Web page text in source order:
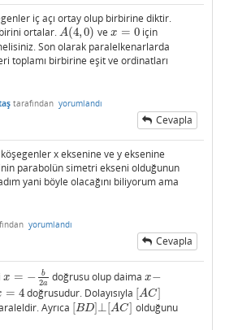
iç açı ortay olup birbirine diktir.
ortalar. A(4, 0)
A(4,0) ve x = 0
x= 0 için
Son olarak paralelkenarlarda
toplamı birbirine eşit ve ordinatları
tarafından yorumlandı
Cevapla
x eksenine ve y eksenine
parabolün simetri ekseni olduğunun
yani böyle olacağını biliyorum ama
yorumlandı
Cevapla
x = − b
2a
x= −b 2a doğrusu olup daimax−
x−
= 4
= 4 doğrusudur. Dolayısıyla [AC]
[AC]
Ayrıca [BD]⊥[AC]
[BD]⊥[AC]
olduğunu